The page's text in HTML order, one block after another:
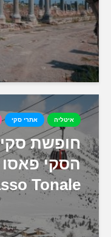
איטליה אתרי סקי
חופשת
הסקי פאסו
Tonale